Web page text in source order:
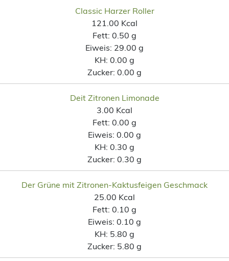
Classic Harzer Roller
121.00 Kcal
Fett: 0.50 g
Eiweis: 29.00 g
KH: 0.00 g
Zucker: 0.00 g
Deit Zitronen Limonade
3.00 Kcal
Fett: 0.00 g
Eiweis: 0.00 g
KH: 0.30 g
Zucker: 0.30 g
Der Grüne mit Zitronen-Kaktusfeigen Geschmack
25.00 Kcal
Fett: 0.10 g
Eiweis: 0.10 g
KH: 5.80 g
Zucker: 5.80 g